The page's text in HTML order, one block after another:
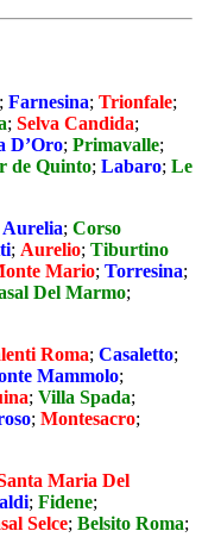
; Farnesina; Trionfale;
; Selva Candida;
D’Oro; Primavalle;
de Quinto; Labaro; Le
Aurelia; Corso
; Aurelio; Tiburtino
Mario; Torresina;
Del Marmo;
Roma; Casaletto;
Mammolo;
; Villa Spada;
; Montesacro;
Maria Del
; Fidene;
Selce; Belsito Roma;